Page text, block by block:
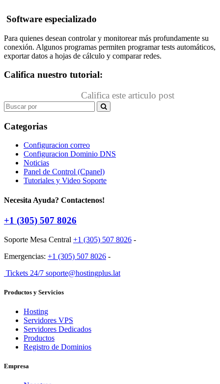
Software especializado
Para quienes desean controlar y monitorear más profundamente su
conexión. Algunos programas permiten programar tests automáticos,
exportar datos a hojas de cálculo y comparar redes.
Califica nuestro tutorial:
Califica este articulo post
Search
for:
Categorias
Configuracion correo
Configuracion Dominio DNS
Noticias
Panel de Control (Cpanel)
Tutoriales y Video Soporte
Necesita Ayuda? Contactenos!
+1 (305) 507 8026
Soporte Mesa Central +1 (305) 507 8026 -
Emergencias: +1 (305) 507 8026 -
Tickets 24/7 soporte@hostingplus.lat
Productos y Servicios
Hosting
Servidores VPS
Servidores Dedicados
Productos
Registro de Dominios
Empresa